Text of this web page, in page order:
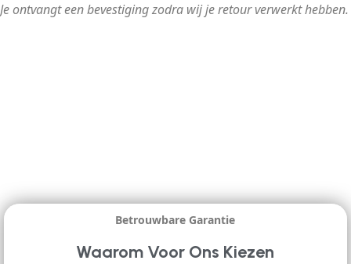
Je ontvangt een bevestiging zodra wij je retour verwerkt hebben.
Betrouwbare Garantie
Waarom Voor Ons Kiezen